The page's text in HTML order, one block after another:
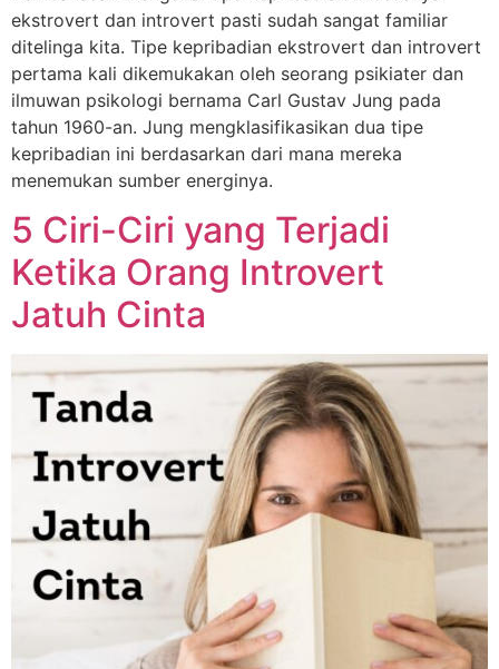
ekstrovert dan introvert pasti sudah sangat familiar
ditelinga kita. Tipe kepribadian ekstrovert dan introvert
pertama kali dikemukakan oleh seorang psikiater dan
ilmuwan psikologi bernama Carl Gustav Jung pada
tahun 1960-an. Jung mengklasifikasikan dua tipe
kepribadian ini berdasarkan dari mana mereka
menemukan sumber energinya.
5 Ciri-Ciri yang Terjadi
Ketika Orang Introvert
Jatuh Cinta